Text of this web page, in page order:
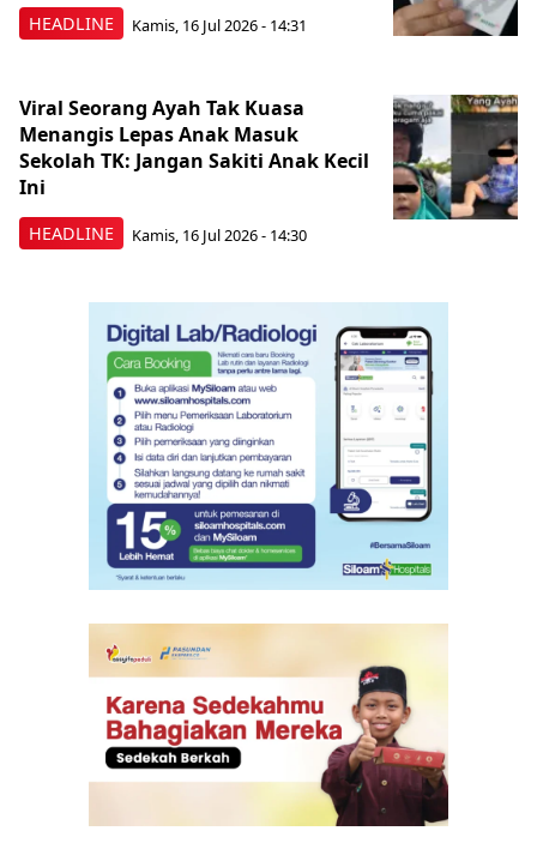
HEADLINE Kamis, 16 Jul 2026 - 14:31
HEADLINE
Viral Seorang Ayah Tak Kuasa
Menangis Lepas Anak Masuk
Sekolah TK: Jangan Sakiti Anak Kecil
Ini
Kamis, 16 Jul 2026 - 14:30